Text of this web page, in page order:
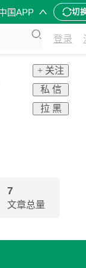
国APP 切
登录
+ 关注
私 信
拉 黑
7
文章总量